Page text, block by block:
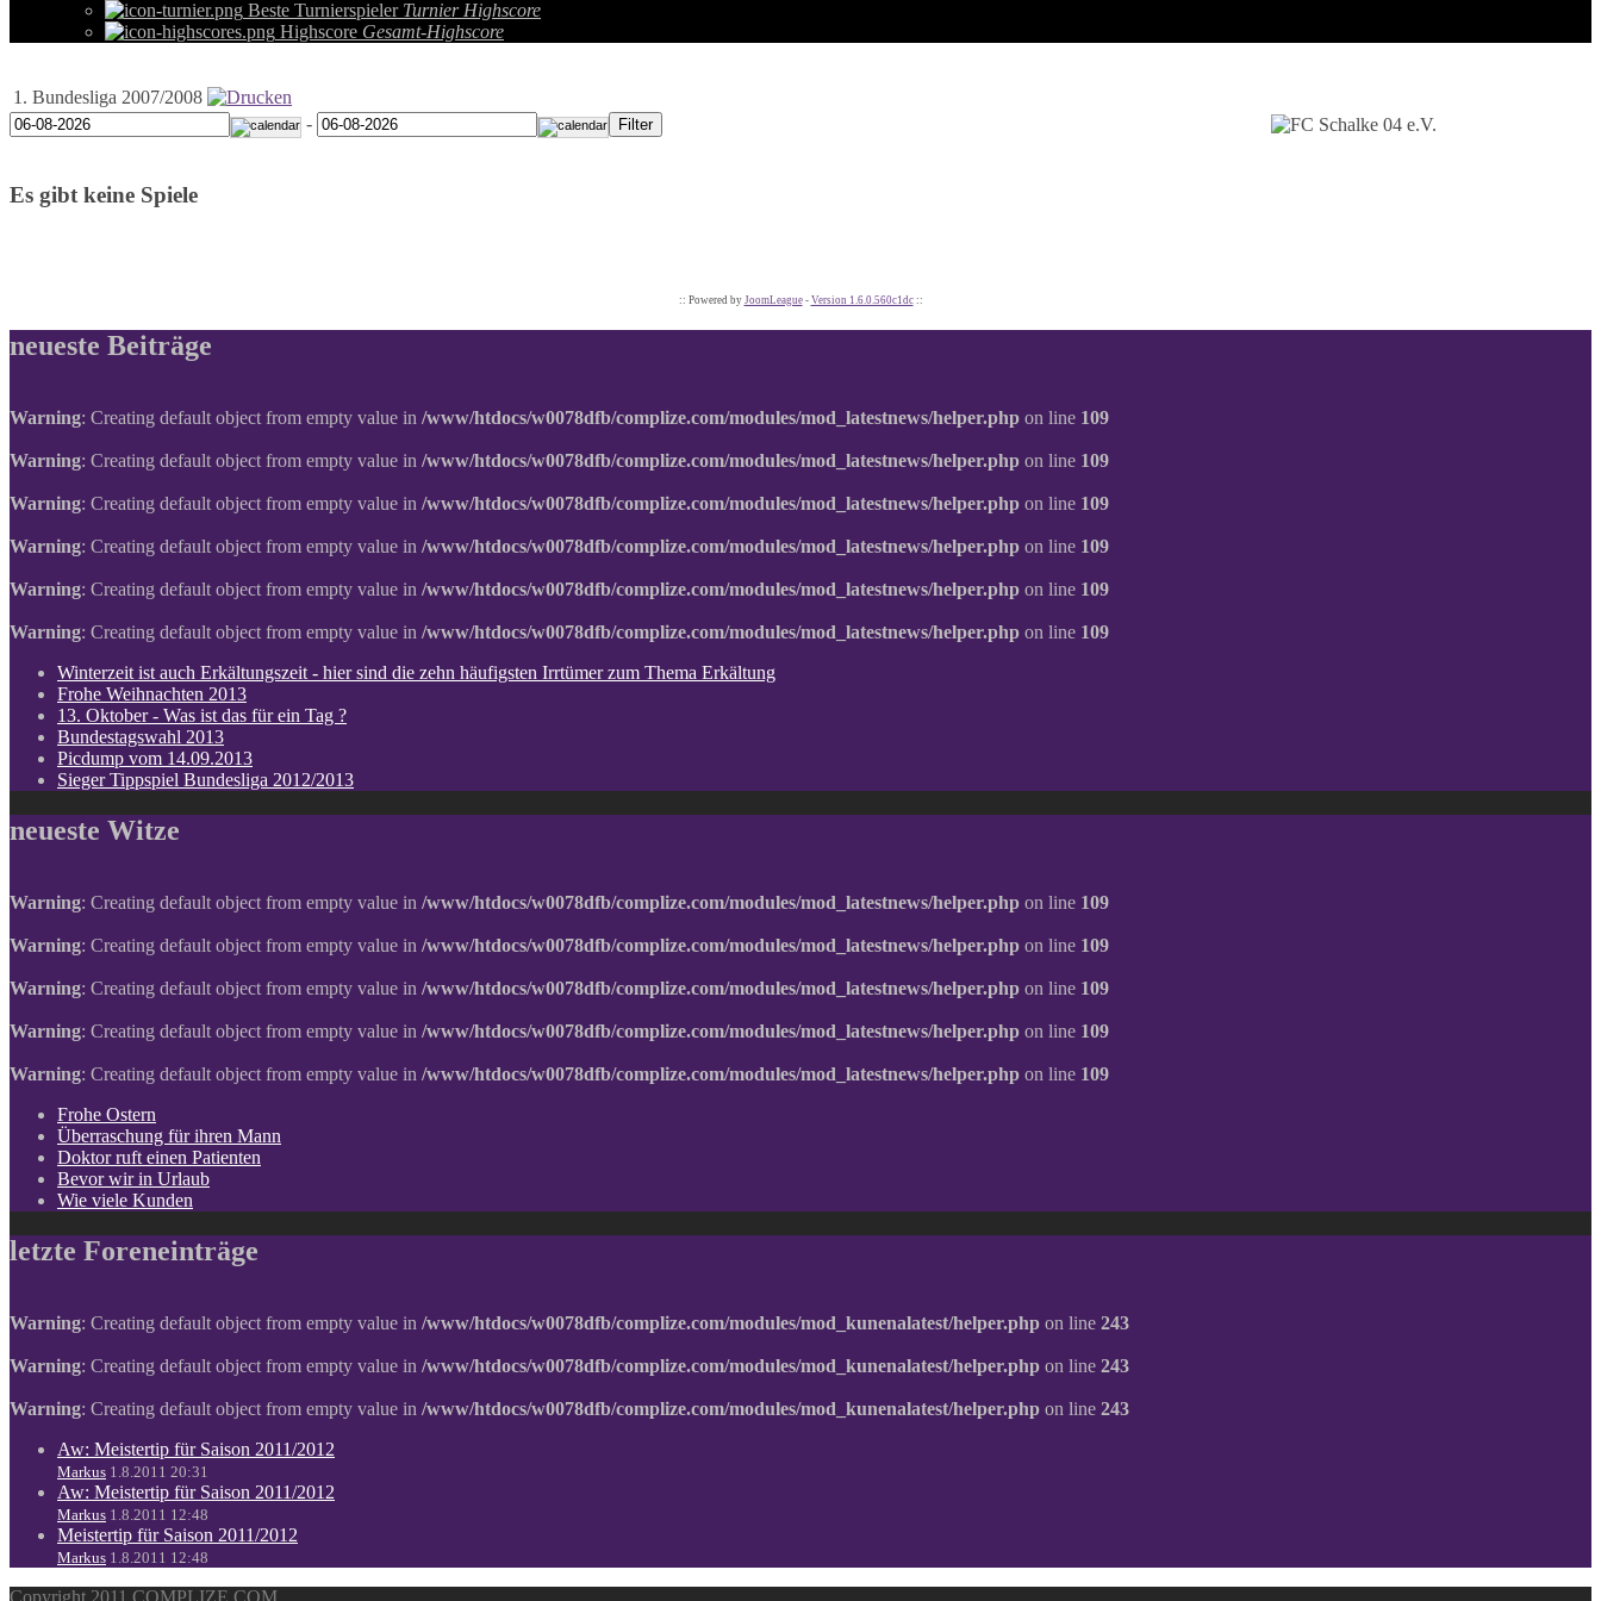
Beste Turnierspieler Turnier Highscore
Highscore Gesamt-Highscore
1. Bundesliga 2007/2008
-
Es gibt keine Spiele
:: Powered by JoomLeague- Version 1.6.0.560c1dc::
neueste Beiträge
Warning: Creating default object from empty value in /www/htdocs/w0078dfb/complize.com/modules/mod_latestnews/helper.php on line 109
Warning: Creating default object from empty value in /www/htdocs/w0078dfb/complize.com/modules/mod_latestnews/helper.php on line 109
Warning: Creating default object from empty value in /www/htdocs/w0078dfb/complize.com/modules/mod_latestnews/helper.php on line 109
Warning: Creating default object from empty value in /www/htdocs/w0078dfb/complize.com/modules/mod_latestnews/helper.php on line 109
Warning: Creating default object from empty value in /www/htdocs/w0078dfb/complize.com/modules/mod_latestnews/helper.php on line 109
Warning: Creating default object from empty value in /www/htdocs/w0078dfb/complize.com/modules/mod_latestnews/helper.php on line 109
Winterzeit ist auch Erkältungszeit - hier sind die zehn häufigsten Irrtümer zum Thema Erkältung
Frohe Weihnachten 2013
13. Oktober - Was ist das für ein Tag ?
Bundestagswahl 2013
Picdump vom 14.09.2013
Sieger Tippspiel Bundesliga 2012/2013
neueste Witze
Warning: Creating default object from empty value in /www/htdocs/w0078dfb/complize.com/modules/mod_latestnews/helper.php on line 109
Warning: Creating default object from empty value in /www/htdocs/w0078dfb/complize.com/modules/mod_latestnews/helper.php on line 109
Warning: Creating default object from empty value in /www/htdocs/w0078dfb/complize.com/modules/mod_latestnews/helper.php on line 109
Warning: Creating default object from empty value in /www/htdocs/w0078dfb/complize.com/modules/mod_latestnews/helper.php on line 109
Warning: Creating default object from empty value in /www/htdocs/w0078dfb/complize.com/modules/mod_latestnews/helper.php on line 109
Frohe Ostern
Überraschung für ihren Mann
Doktor ruft einen Patienten
Bevor wir in Urlaub
Wie viele Kunden
letzte Foreneinträge
Warning: Creating default object from empty value in /www/htdocs/w0078dfb/complize.com/modules/mod_kunenalatest/helper.php on line 243
Warning: Creating default object from empty value in /www/htdocs/w0078dfb/complize.com/modules/mod_kunenalatest/helper.php on line 243
Warning: Creating default object from empty value in /www/htdocs/w0078dfb/complize.com/modules/mod_kunenalatest/helper.php on line 243
Aw: Meistertip für Saison 2011/2012
Markus 1.8.2011 20:31
Aw: Meistertip für Saison 2011/2012
Markus 1.8.2011 12:48
Meistertip für Saison 2011/2012
Markus 1.8.2011 12:48
Copyright 2011 COMPLIZE.COM